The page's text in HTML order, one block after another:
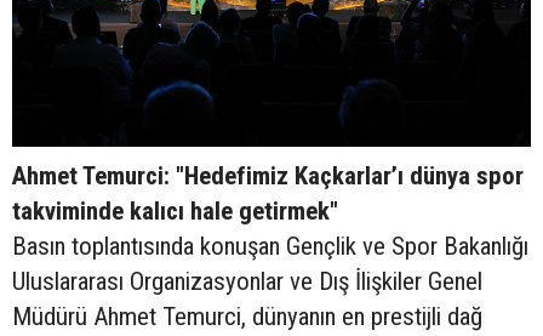
Ahmet Temurci: "Hedefimiz Kaçkarlar’ı dünya spor
takviminde kalıcı hale getirmek"
Basın toplantısında konuşan Gençlik ve Spor Bakanlığı
Uluslararası Organizasyonlar ve Dış İlişkiler Genel
Müdürü Ahmet Temurci, dünyanın en prestijli dağ